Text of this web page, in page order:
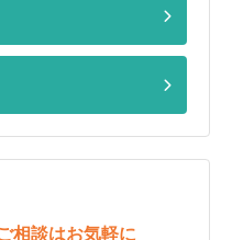
相談はお気軽に